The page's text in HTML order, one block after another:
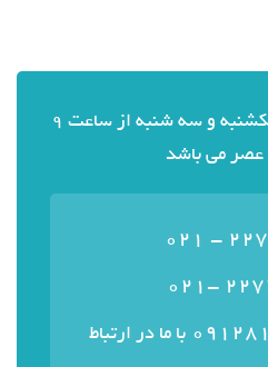
ساعت کار مطب روزهای یکشنبه و سه شنبه از ساعت 9
با ما در ارتباط